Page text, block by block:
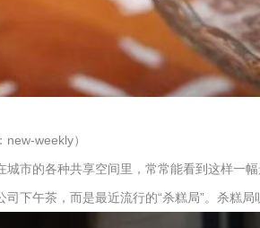
weekly）
城市的各种共享空间里，常常能看到这样
司下午茶，而是最近流行的“杀糕局”。杀糕